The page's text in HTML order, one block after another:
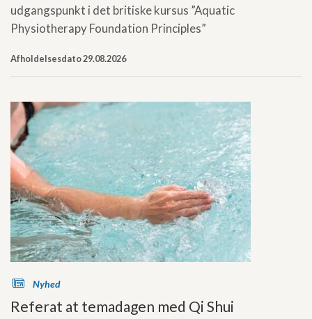
udgangspunkt i det britiske kursus ”Aquatic
Physiotherapy Foundation Principles”
Afholdelsesdato 29.08.2026
s Nyhed
Referat at temadagen med Qi Shui